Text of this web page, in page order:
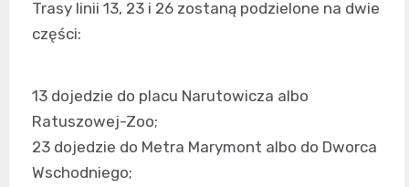
Trasy linii 13, 23 i 26 zostaną podzielone na dwie
części:
13 dojedzie do placu Narutowicza albo
Ratuszowej-Zoo;
23 dojedzie do Metra Marymont albo do Dworca
Wschodniego;